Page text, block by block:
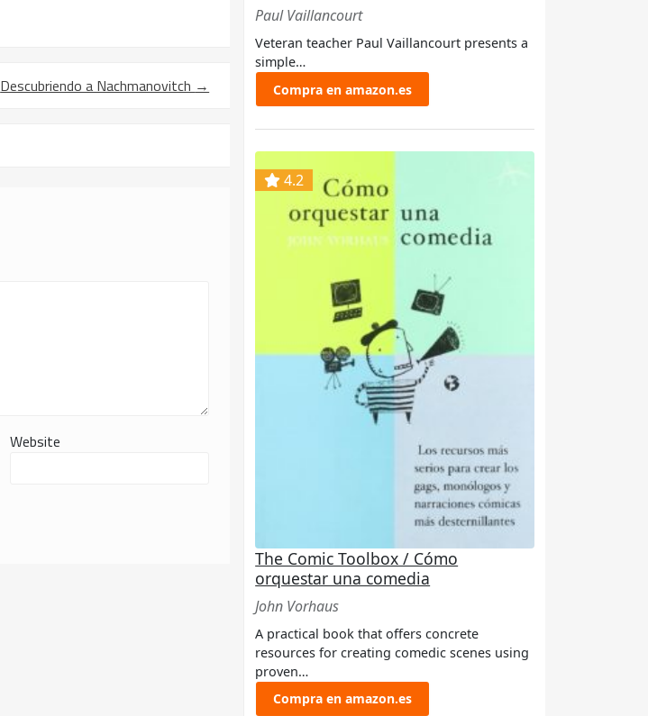
Descubriendo a Nachmanovitch →
Website
Paul Vaillancourt
Veteran teacher Paul Vaillancourt presents a
simple…
Compra en amazon.es
4.2
The Comic Toolbox / Cómo
orquestar una comedia
John Vorhaus
A practical book that offers concrete
resources for creating comedic scenes using
proven…
Compra en amazon.es